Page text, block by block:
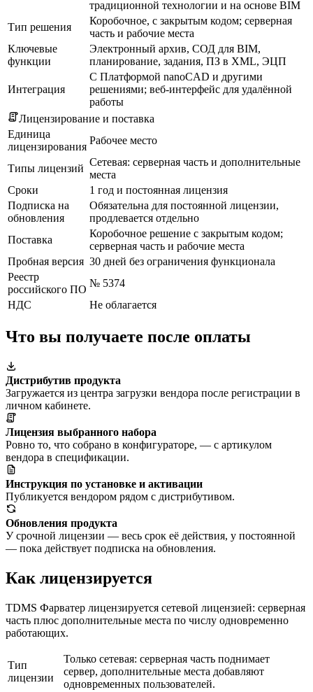
традиционной технологии и на основе BIM
Тип решения
Коробочное, с закрытым кодом; серверная
часть и рабочие места
Ключевые
функции
Электронный архив, СОД для BIM,
планирование, задания, ПЗ в XML, ЭЦП
Интеграция
С Платформой nanoCAD и другими
решениями; веб-интерфейс для удалённой
работы
Лицензирование и поставка
Единица
лицензирования
Рабочее место
Типы лицензий
Сетевая: серверная часть и дополнительные
места
Сроки
1 год и постоянная лицензия
Подписка на
обновления
Обязательна для постоянной лицензии,
продлевается отдельно
Поставка
Коробочное решение с закрытым кодом;
серверная часть и рабочие места
Пробная версия 30 дней без ограничения функционала
Реестр
российского ПО
№ 5374
НДС
Не облагается
Что вы получаете после оплаты
Дистрибутив продукта
Загружается из центра загрузки вендора после регистрации в
личном кабинете.
Лицензия выбранного набора
Ровно то, что собрано в конфигураторе, — с артикулом
вендора в спецификации.
Инструкция по установке и активации
Публикуется вендором рядом с дистрибутивом.
Обновления продукта
У срочной лицензии — весь срок её действия, у постоянной
— пока действует подписка на обновления.
Как лицензируется
TDMS Фарватер лицензируется сетевой лицензией: серверная
часть плюс дополнительные места по числу одновременно
работающих.
Тип
лицензии
Только сетевая: серверная часть поднимает
сервер, дополнительные места добавляют
одновременных пользователей.